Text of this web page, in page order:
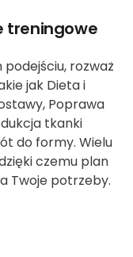
treningowe
rozważ
jak Dieta i
Poprawa
tkanki
do formy. Wielu
czemu plan
Twoje potrzeby.